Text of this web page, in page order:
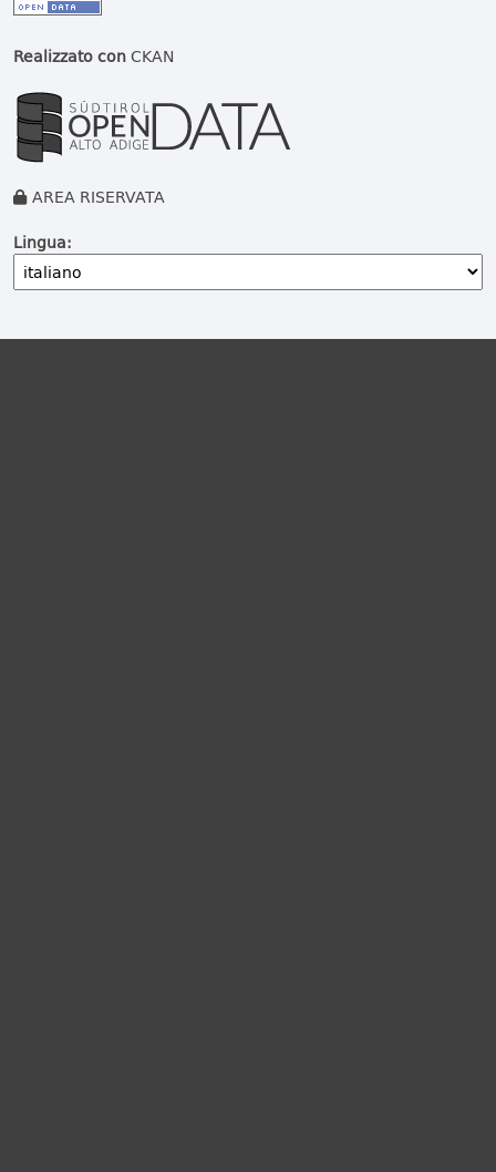
Realizzato conCKAN
AREA RISERVATA
Lingua